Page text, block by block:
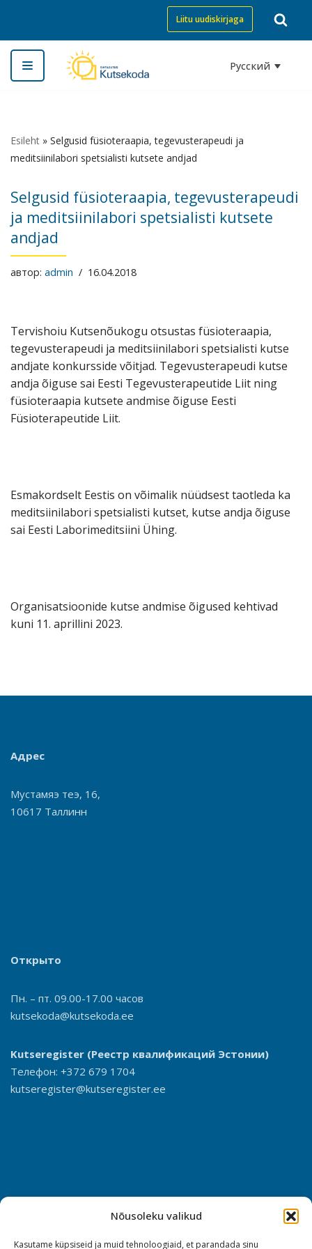
Nõusoleku valikud
Kasutame küpsiseid ja muid tehnoloogiaid, et parandada sinu
Перейти
к
содержимому
Liitu uudiskirjaga
Русский
Esileht » Selgusid füsioteraapia, tegevusterapeudi ja
meditsiinilabori spetsialisti kutsete andjad
Selgusid füsioteraapia, tegevusterapeudi
ja meditsiinilabori spetsialisti kutsete
andjad
автор: admin 16.04.2018
Tervishoiu Kutsenõukogu otsustas füsioteraapia,
tegevusterapeudi ja meditsiinilabori spetsialisti kutse
andjate konkursside võitjad. Tegevusterapeudi kutse
andja õiguse sai Eesti Tegevusterapeutide Liit ning
füsioteraapia kutsete andmise õiguse Eesti
Füsioterapeutide Liit.
Esmakordselt Eestis on võimalik nüüdsest taotleda ka
meditsiinilabori spetsialisti kutset, kutse andja õiguse
sai Eesti Laborimeditsiini Ühing.
Organisatsioonide kutse andmise õigused kehtivad
kuni 11. aprillini 2023.
Адрес
Мустамяэ теэ, 16,
10617 Таллинн
Открыто
Пн. – пт. 09.00-17.00 часов
kutsekoda@kutsekoda.ee
Kutseregister (Реестр квалификаций Эстонии)
Телефон: +372 679 1704
kutseregister@kutseregister.ee